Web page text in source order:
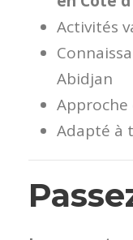
Activités
Abidjan
Adapté à